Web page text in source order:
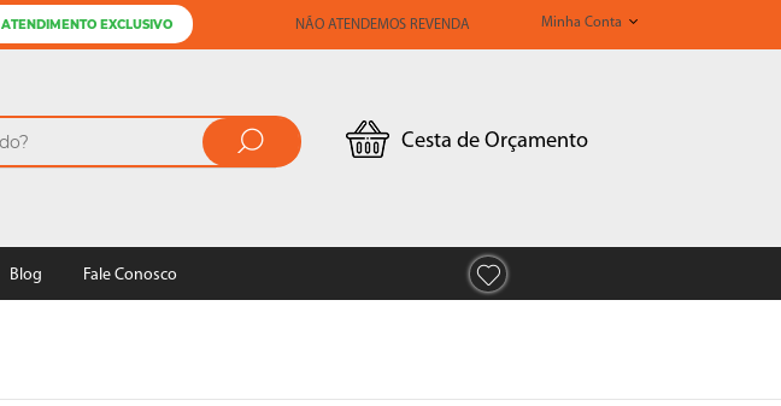
ATENDIMENTO EXCLUSIVO NÃO ATENDEMOS REVENDA Minha Conta
Cesta de Orçamento
Blog Fale Conosco